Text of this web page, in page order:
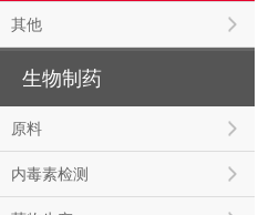
其他
生物制药
原料
内毒素检测